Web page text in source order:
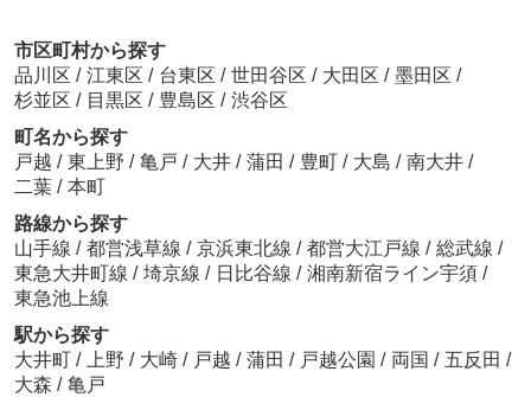
市区町村から探す
品川区 / 江東区 / 台東区 / 世田谷区 / 大田区 / 墨田区 /
杉並区 / 目黒区 / 豊島区 / 渋谷区
町名から探す
戸越 / 東上野 / 亀戸 / 大井 / 蒲田 / 豊町 / 大島 / 南大井 /
二葉 / 本町
路線から探す
山手線 / 都営浅草線 / 京浜東北線 / 都営大江戸線 / 総武線 /
東急大井町線 / 埼京線 / 日比谷線 / 湘南新宿ライン宇須 /
東急池上線
駅から探す
大井町 / 上野 / 大崎 / 戸越 / 蒲田 / 戸越公園 / 両国 / 五反田 /
大森 / 亀戸